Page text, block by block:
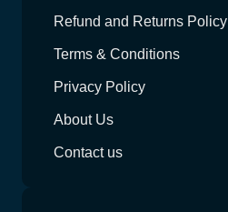
Refund and Returns Policy
Terms & Conditions
Privacy Policy
About Us
Contact us